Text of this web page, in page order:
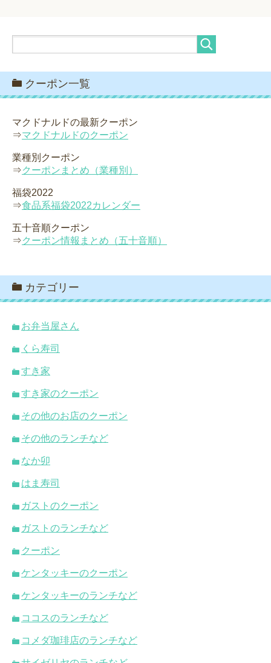
クーポン一覧
マクドナルドの最新クーポン
⇒マクドナルドのクーポン
業種別クーポン
⇒クーポンまとめ（業種別）
福袋2022
⇒食品系福袋2022カレンダー
五十音順クーポン
⇒クーポン情報まとめ（五十音順）
カテゴリー
お弁当屋さん
くら寿司
すき家
すき家のクーポン
その他のお店のクーポン
その他のランチなど
なか卯
はま寿司
ガストのクーポン
ガストのランチなど
クーポン
ケンタッキーのクーポン
ケンタッキーのランチなど
ココスのランチなど
コメダ珈琲店のランチなど